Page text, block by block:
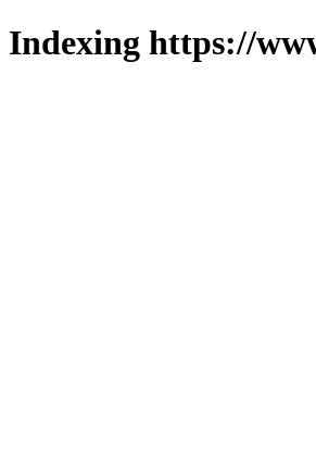
Indexing https://